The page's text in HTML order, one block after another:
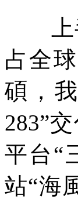
上半
占全
碩，
283”
平台“
站“海